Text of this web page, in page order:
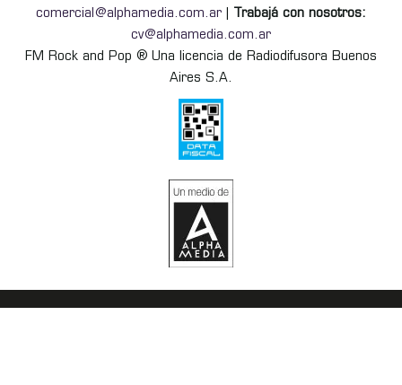
comercial@alphamedia.com.ar
Trabajá con nosotros:
cv@alphamedia.com.ar
FM Rock and Pop ® Una licencia de Radiodifusora Buenos
Aires S.A.